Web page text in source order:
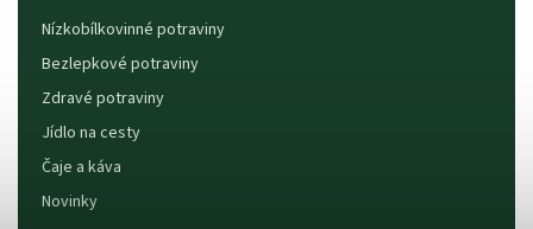
Nízkobílkovinné potraviny
Bezlepkové potraviny
Zdravé potraviny
Jídlo na cesty
Čaje a káva
Novinky